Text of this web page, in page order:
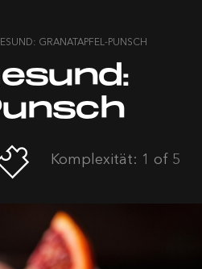
GRANATAPFEL-PUNSCH
Komplexität: 1 of 5